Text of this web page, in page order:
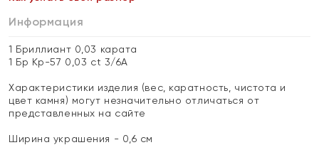
Информация
1 Бриллиант 0,03 карата
1 Бр Кр-57 0,03 ct 3/6А
Характеристики изделия (вес, каратность, чистота и
цвет камня) могут незначительно отличаться от
представленных на сайте
Ширина украшения - 0,6 см